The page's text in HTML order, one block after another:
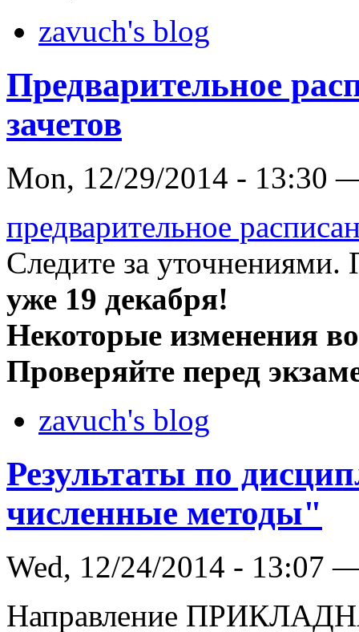
zavuch's blog
Предварительное
зачетов
Mon, 12/29/2014 - 13:30
предварительное
Следите за
уже 19 декабря!
Некоторые изменения
Проверяйте перед
zavuch's blog
Результаты по
численные методы"
Wed, 12/24/2014 - 13:07
Направление